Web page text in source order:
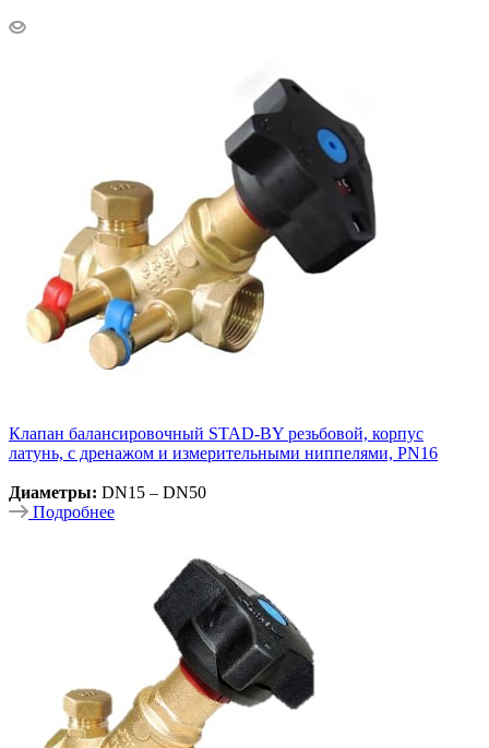
Клапан балансировочный STAD-BY резьбовой, корпус
латунь, с дренажом и измерительными ниппелями, PN16
Диаметры: DN15 – DN50
Подробнее